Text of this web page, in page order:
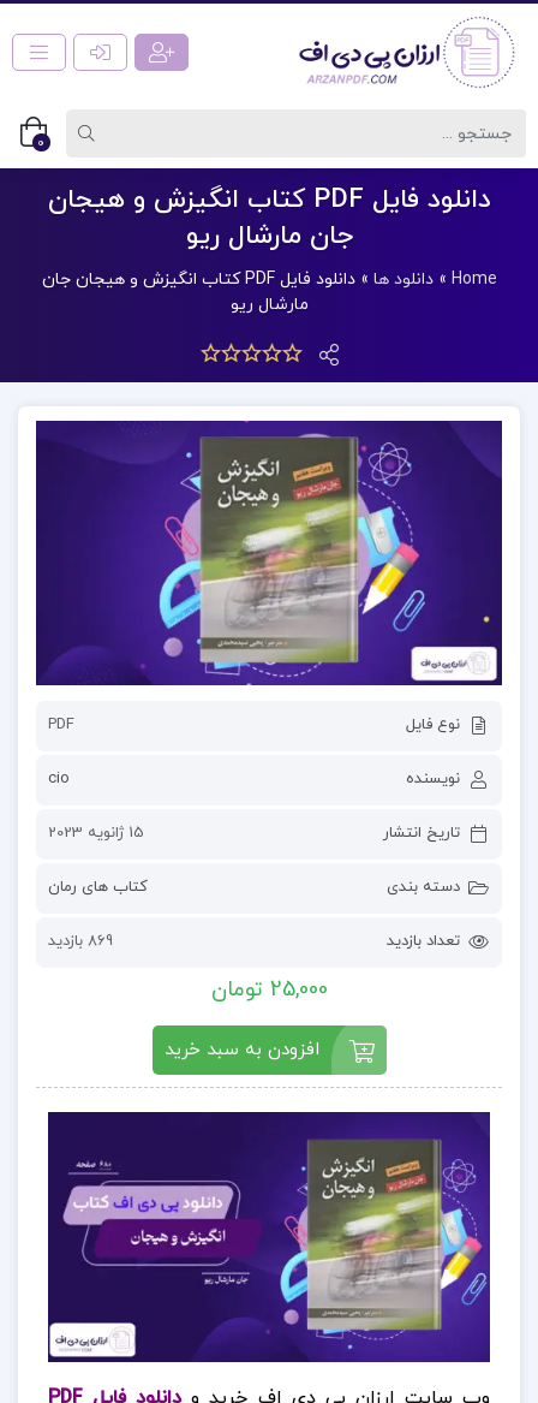
0
دانلود فایل PDF کتاب انگیزش و هیجان
جان مارشال ریو
Home
»دانلود ها »
دانلود فایل PDF کتاب انگیزش و هیجان جان
مارشال ریو
نوع فایل PDF
نویسنده cio
تاریخ انتشار 15 ژانویه 2023
دسته بندی کتاب های رمان
تعداد بازدید 869 بازدید
25,000 تومان
افزودن به سبد خرید